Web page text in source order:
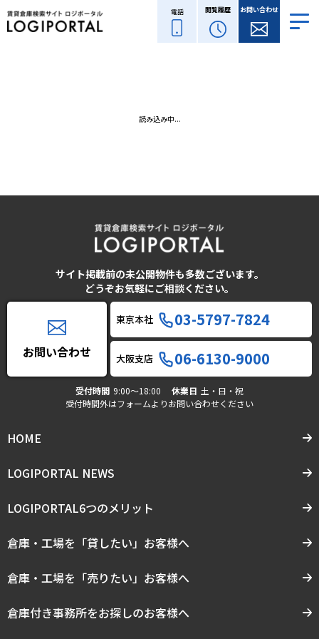
電話 閲覧履歴 お問い合わせ
読み込み中...
サイト掲載前の未公開物件も多数ございます。
どうぞお気軽にご相談ください。
お問い合わせ
東京本社 03-5797-7824
大阪支店 06-6130-9000
受付時間 9:00〜18:00 休業日 土・日・祝
受付時間外はフォームよりお問い合わせください
HOME
LOGIPORTAL NEWS
LOGIPORTAL6つのメリット
倉庫・工場を「貸したい」お客様へ
倉庫・工場を「売りたい」お客様へ
倉庫付き事務所をお探しのお客様へ